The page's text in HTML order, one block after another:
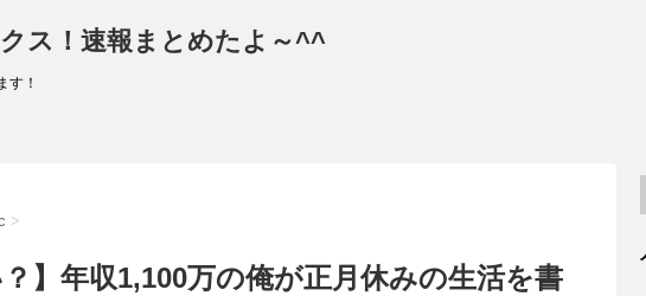
クス！速報まとめたよ～^^
す！
>
？】年収1,100万の俺が正月休みの生活を書